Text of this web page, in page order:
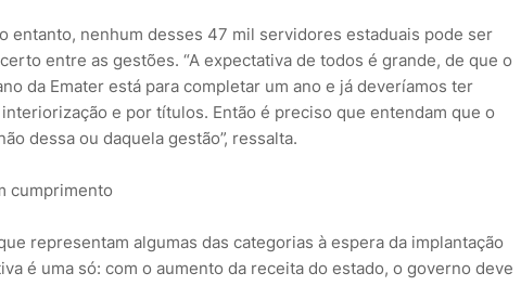
entanto, nenhum desses 47 mil servidores estaduais pode ser
entre as gestões. “A expectativa de todos é grande, de que o
da Emater está para completar um ano e já deveríamos ter
e por títulos. Então é preciso que entendam que o
dessa ou daquela gestão”, ressalta.
cumprimento
representam algumas das categorias à espera da implantação
é uma só: com o aumento da receita do estado, o governo deve